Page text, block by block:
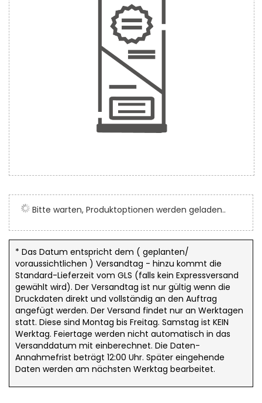
Anfang
der
Bildergalerie
springen
Bitte warten, Produktoptionen werden geladen..
* Das Datum entspricht dem ( geplanten/
voraussichtlichen ) Versandtag - hinzu kommt die
Standard-Lieferzeit vom GLS (falls kein Expressversand
gewählt wird). Der Versandtag ist nur gültig wenn die
Druckdaten direkt und vollständig an den Auftrag
angefügt werden. Der Versand findet nur an Werktagen
statt. Diese sind Montag bis Freitag. Samstag ist KEIN
Werktag. Feiertage werden nicht automatisch in das
Versanddatum mit einberechnet. Die Daten-
Annahmefrist beträgt 12:00 Uhr. Später eingehende
Daten werden am nächsten Werktag bearbeitet.